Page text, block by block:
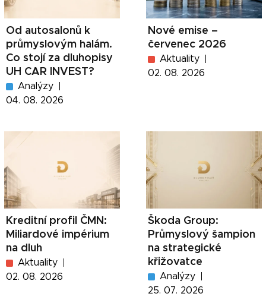
Od autosalonů k
průmyslovým halám.
Co stojí za dluhopisy
UH CAR INVEST?
Analýzy
04. 08. 2026
Nové emise –
červenec 2026
Aktuality
02. 08. 2026
Kreditní profil ČMN:
Miliardové impérium
na dluh
Aktuality
02. 08. 2026
Škoda Group:
Průmyslový šampion
na strategické
křižovatce
Analýzy
25. 07. 2026